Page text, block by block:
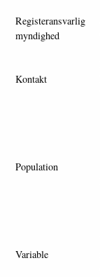
Registeransvarlig
myndighed
Kontakt
Population
Variable